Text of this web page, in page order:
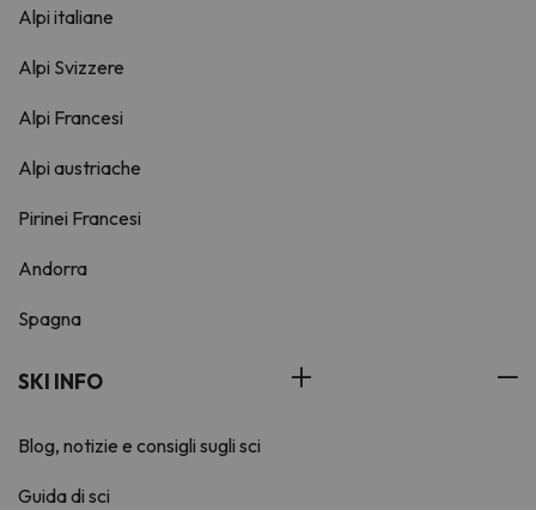
Alpi italiane
Alpi Svizzere
Alpi Francesi
Alpi austriache
Pirinei Francesi
Andorra
Spagna
SKI INFO
Blog, notizie e consigli sugli sci
Guida di sci